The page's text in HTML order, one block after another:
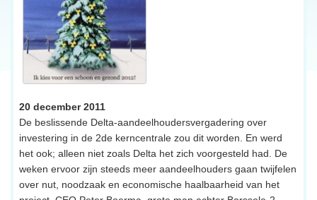
20 december 2011
De beslissende Delta-aandeelhoudersvergadering over
investering in de 2de kerncentrale zou dit worden. En werd
het ook; alleen niet zoals Delta het zich voorgesteld had. De
weken ervoor zijn steeds meer aandeelhouders gaan twijfelen
over nut, noodzaak en economische haalbaarheid van het